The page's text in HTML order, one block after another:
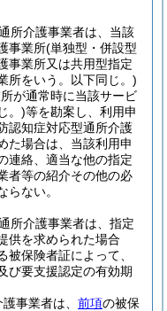
所介護事業者は、当該
事業所(単独型・併設型
事業所又は共用型指定
所をいう。以下同じ。)
が通常時に当該サービ
。)等を勘案し、利用申
認知症対応型通所介護
た場合は、当該利用申
連絡、適当な他の指定
者等の紹介その他の必
らない。
所介護事業者は、指定
供を求められた場合
保険者証によって、
び要支援認定の有効期
事業者は、 前項の被保